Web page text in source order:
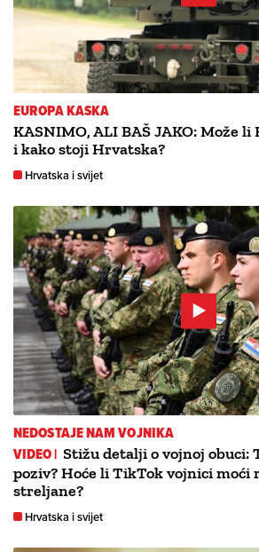
EUROPA KASKA
KASNIMO, ALI BAŠ JAKO: Može li
i kako stoji Hrvatska?
Hrvatska i svijet
NEDOSTAJE NAM VOJNIKA
VIDEO | Stižu detalji o vojnoj obuci:
poziv? Hoće li TikTok vojnici moći
streljane?
Hrvatska i svijet